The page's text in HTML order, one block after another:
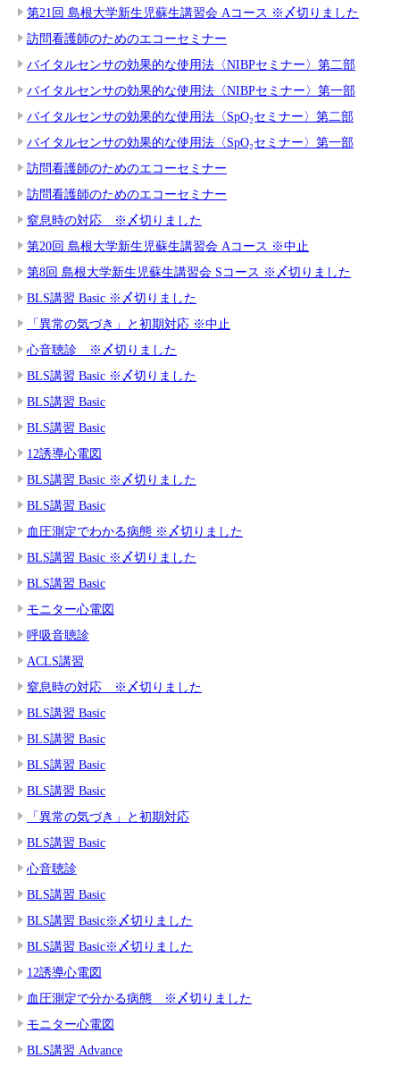
第21回 島根大学新生児蘇生講習会 Aコース ※〆切りました
訪問看護師のためのエコーセミナー
バイタルセンサの効果的な使用法〈NIBPセミナー〉第二部
バイタルセンサの効果的な使用法〈NIBPセミナー〉第一部
バイタルセンサの効果的な使用法〈SpO₂セミナー〉第二部
バイタルセンサの効果的な使用法〈SpO₂セミナー〉第一部
訪問看護師のためのエコーセミナー
訪問看護師のためのエコーセミナー
窒息時の対応 ※〆切りました
第20回 島根大学新生児蘇生講習会 Aコース ※中止
第8回 島根大学新生児蘇生講習会 Sコース ※〆切りました
BLS講習 Basic ※〆切りました
「異常の気づき」と初期対応 ※中止
心音聴診 ※〆切りました
BLS講習 Basic ※〆切りました
BLS講習 Basic
BLS講習 Basic
12誘導心電図
BLS講習 Basic ※〆切りました
BLS講習 Basic
血圧測定でわかる病態 ※〆切りました
BLS講習 Basic ※〆切りました
BLS講習 Basic
モニター心電図
呼吸音聴診
ACLS講習
窒息時の対応 ※〆切りました
BLS講習 Basic
BLS講習 Basic
BLS講習 Basic
BLS講習 Basic
「異常の気づき」と初期対応
BLS講習 Basic
心音聴診
BLS講習 Basic
BLS講習 Basic※〆切りました
BLS講習 Basic※〆切りました
12誘導心電図
血圧測定で分かる病態 ※〆切りました
モニター心電図
BLS講習 Advance